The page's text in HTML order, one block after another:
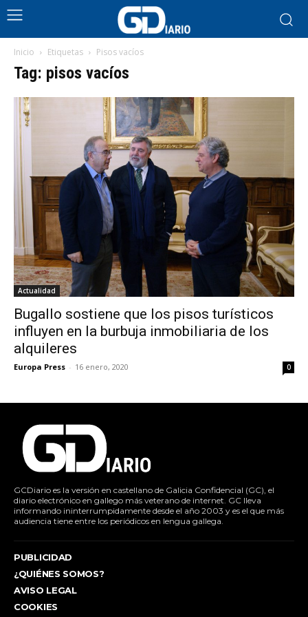
Inicio Etiquetas Pisos vacíos
Tag: pisos vacíos
Actualidad
Bugallo sostiene que los pisos turísticos
influyen en la burbuja inmobiliaria de los
alquileres
Europa Press - 16 enero, 2020 0
GCDiario es la versión en castellano de Galicia Confidencial (GC), el
diario electrónico en gallego más veterano de internet. GC lleva
informando ininterrumpidamente desde el año 2003 y es el que más
audiencia tiene entre los periódicos en lengua gallega.
PUBLICIDAD
¿QUIÉNES SOMOS?
AVISO LEGAL
COOKIES